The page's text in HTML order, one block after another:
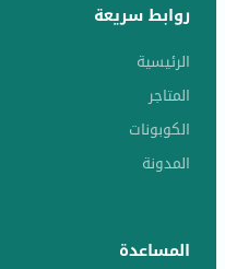
روابط سريعة
الرئيسية
المتاجر
الكوبونات
المدونة
المساعدة